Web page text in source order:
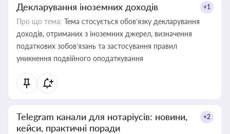
Декларування іноземних доходів +1
Про що тема: Тема стосується обов’язку декларування
доходів, отриманих з іноземних джерел, визначення
податкових зобов’язань та застосування правил
уникнення подвійного оподаткування
Telegram канали для нотаріусів: новини,
кейси, практичні поради
+2